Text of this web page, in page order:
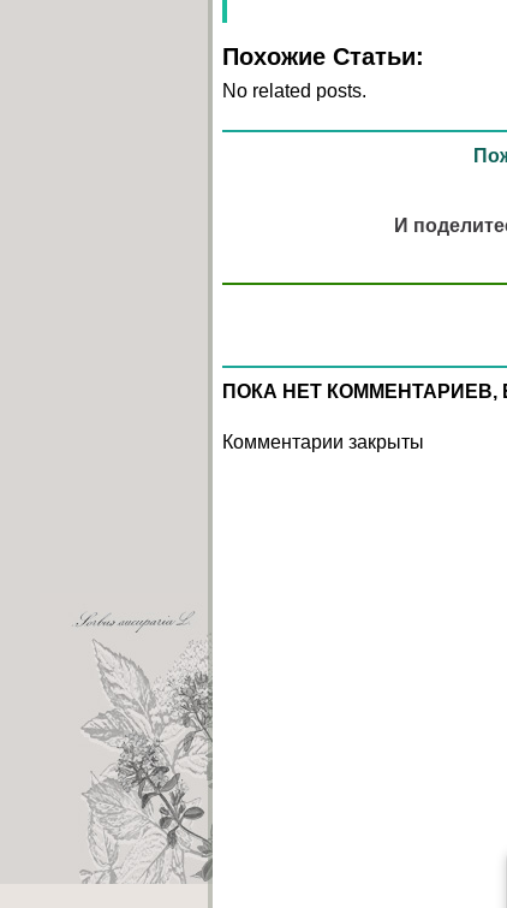
Похожие Статьи:
No related posts.
И
ПОКА НЕТ КОММЕНТАРИЕВ,
Комментарии закрыты